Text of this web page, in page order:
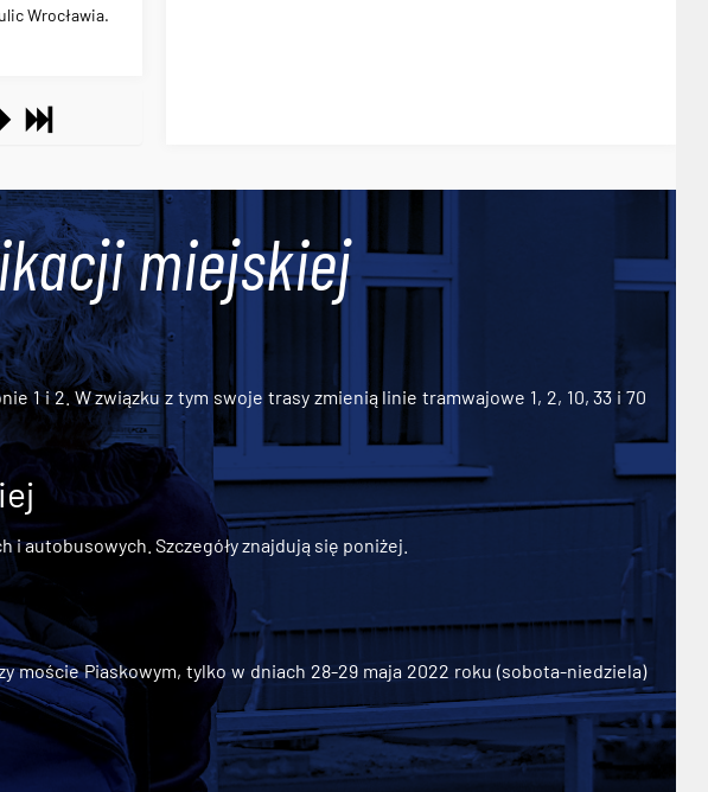
Wrocławia.
miejskiej
1 i 2. W związku z tym swoje trasy zmienią linie tramwajowe 1, 2, 10, 33 i 70
autobusowych. Szczegóły znajdują się poniżej.
moście Piaskowym, tylko w dniach 28-29 maja 2022 roku (sobota-niedziela)